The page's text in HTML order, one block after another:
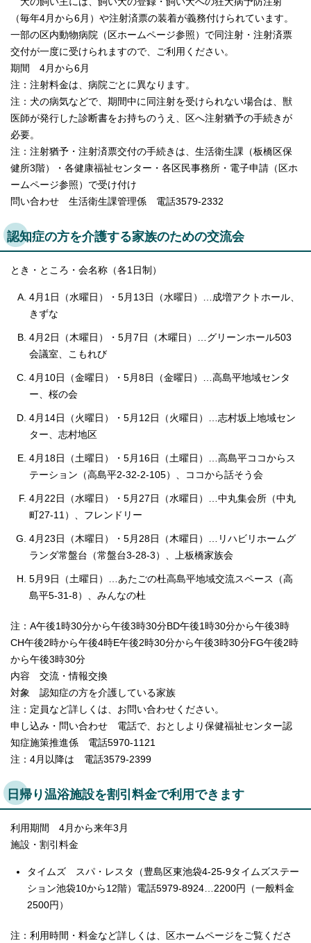
（毎年4月から6月）や注射済票の装着が義務付けられています。
一部の区内動物病院（区ホームページ参照）で同注射・注射済票
交付が一度に受けられますので、ご利用ください。
期間 4月から6月
注：注射料金は、病院ごとに異なります。
注：犬の病気などで、期間中に同注射を受けられない場合は、獣
医師が発行した診断書をお持ちのうえ、区へ注射猶予の手続きが
必要。
注：注射猶予・注射済票交付の手続きは、生活衛生課（板橋区保
健所3階）・各健康福祉センター・各区民事務所・電子申請（区ホ
ームページ参照）で受け付け
問い合わせ 生活衛生課管理係 電話3579-2332
認知症の方を介護する家族のための交流会
とき・ところ・会名称（各1日制）
4月1日（水曜日）・5月13日（水曜日）…成増アクトホール、
きずな
4月2日（木曜日）・5月7日（木曜日）…グリーンホール503
会議室、こもれび
4月10日（金曜日）・5月8日（金曜日）…高島平地域センタ
ー、桜の会
4月14日（火曜日）・5月12日（火曜日）…志村坂上地域セン
ター、志村地区
4月18日（土曜日）・5月16日（土曜日）…高島平ココからス
テーション（高島平2-32-2-105）、ココから話そう会
4月22日（水曜日）・5月27日（水曜日）…中丸集会所（中丸
町27-11）、フレンドリー
4月23日（木曜日）・5月28日（木曜日）…リハビリホームグ
ランダ常盤台（常盤台3-28-3）、上板橋家族会
5月9日（土曜日）…あたごの杜高島平地域交流スペース（高
島平5-31-8）、みんなの杜
注：A午後1時30分から午後3時30分BD午後1時30分から午後3時
CH午後2時から午後4時E午後2時30分から午後3時30分FG午後2時
から午後3時30分
内容 交流・情報交換
対象 認知症の方を介護している家族
注：定員など詳しくは、お問い合わせください。
申し込み・問い合わせ 電話で、おとしより保健福祉センター認
知症施策推進係 電話5970-1121
注：4月以降は 電話3579-2399
日帰り温浴施設を割引料金で利用できます
利用期間 4月から来年3月
施設・割引料金
タイムズ スパ・レスタ（豊島区東池袋4-25-9タイムズステー
ション池袋10から12階）電話5979-8924…2200円（一般料金
2500円）
注：利用時間・料金など詳しくは、区ホームページをご覧くださ